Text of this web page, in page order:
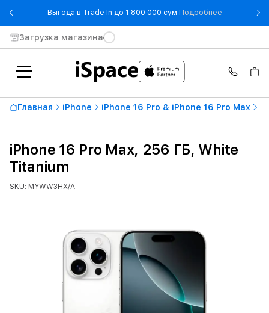
Выгода в Trade In до 1 800 000 сум Подробнее- Выгода в
Загрузка магазина
Главная iPhone iPhone 16 Pro & iPhone 16 Pro Max
iPhone 16 Pro Max, 256 ГБ, White
Titanium
SKU: MYWW3HX/A